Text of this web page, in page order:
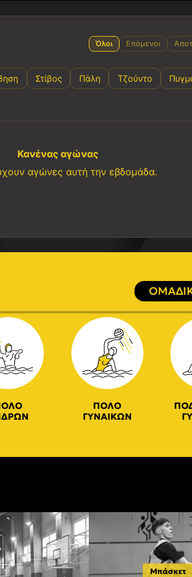
Όλοι Επόμενοι
Στίβος Πάλη Τζούντο
Κανένας αγώνας
αγώνες αυτή την εβδομάδα.
ΠΟΛΟ
ΓΥΝΑΙΚΩΝ
Μπάσκετ